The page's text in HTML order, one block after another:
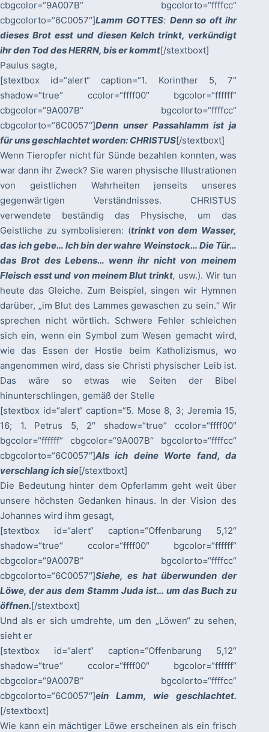
cbgcolor=“9A007B“ bgcolorto=“ffffcc“
cbgcolorto=“6C0057″]Lamm GOTTES: Denn so oft ihr
dieses Brot esst und diesen Kelch trinkt, verkündigt
ihr den Tod des HERRN, bis er kommt[/stextboxt]
Paulus sagte,
[stextbox id=“alert“ caption=“1. Korinther 5, 7″
shadow=“true“ ccolor=“ffff00″ bgcolor=“ffffff“
cbgcolor=“9A007B“ bgcolorto=“ffffcc“
cbgcolorto=“6C0057″]Denn unser Passahlamm ist ja
für uns geschlachtet worden: CHRISTUS[/stextboxt]
Wenn Tieropfer nicht für Sünde bezahlen konnten, was
war dann ihr Zweck? Sie waren physische Illustrationen
von geistlichen Wahrheiten jenseits unseres
gegenwärtigen Verständnisses. CHRISTUS
verwendete beständig das Physische, um das
Geistliche zu symbolisieren: (trinkt von dem Wasser,
das ich gebe… Ich bin der wahre Weinstock… Die Tür…
das Brot des Lebens… wenn ihr nicht von meinem
Fleisch esst und von meinem Blut trinkt, usw.). Wir tun
heute das Gleiche. Zum Beispiel, singen wir Hymnen
darüber, „im Blut des Lammes gewaschen zu sein.“ Wir
sprechen nicht wörtlich. Schwere Fehler schleichen
sich ein, wenn ein Symbol zum Wesen gemacht wird,
wie das Essen der Hostie beim Katholizismus, wo
angenommen wird, dass sie Christi physischer Leib ist.
Das wäre so etwas wie Seiten der Bibel
hinunterschlingen, gemäß der Stelle
[stextbox id=“alert“ caption=“5. Mose 8, 3; Jeremia 15,
16; 1. Petrus 5, 2″ shadow=“true“ ccolor=“ffff00″
bgcolor=“ffffff“ cbgcolor=“9A007B“ bgcolorto=“ffffcc“
cbgcolorto=“6C0057″]Als ich deine Worte fand, da
verschlang ich sie[/stextboxt]
Die Bedeutung hinter dem Opferlamm geht weit über
unsere höchsten Gedanken hinaus. In der Vision des
Johannes wird ihm gesagt,
[stextbox id=“alert“ caption=“Offenbarung 5,12″
shadow=“true“ ccolor=“ffff00″ bgcolor=“ffffff“
cbgcolor=“9A007B“ bgcolorto=“ffffcc“
cbgcolorto=“6C0057″]Siehe, es hat überwunden der
Löwe, der aus dem Stamm Juda ist… um das Buch zu
öffnen.[/stextboxt]
Und als er sich umdrehte, um den „Löwen“ zu sehen,
sieht er
[stextbox id=“alert“ caption=“Offenbarung 5,12″
shadow=“true“ ccolor=“ffff00″ bgcolor=“ffffff“
cbgcolor=“9A007B“ bgcolorto=“ffffcc“
cbgcolorto=“6C0057″]ein Lamm, wie geschlachtet.
[/stextboxt]
Wie kann ein mächtiger Löwe erscheinen als ein frisch